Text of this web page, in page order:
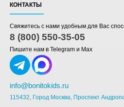
КОНТАКТЫ
Свяжитесь с нами удобным для Вас
8 (800) 550-35-05
Пишите нам в Telegram и Max
info@bonitokids.ru
115432, Город Москва, Проспект